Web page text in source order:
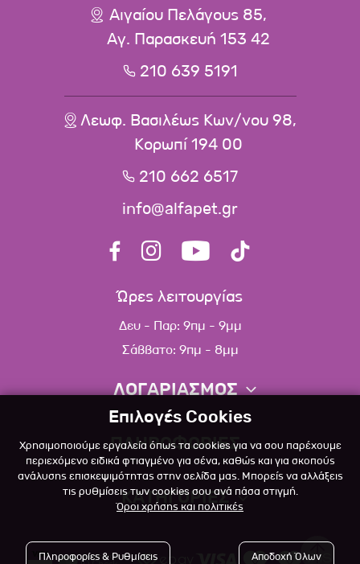
Αιγαίου Πελάγους 85,
Αγ. Παρασκευή 153 42
210 639 5191
Λεωφ. Βασιλέως Κων/νου 98,
Κορωπί 194 00
210 662 6517
info@alfapet.gr
Ώρες λειτουργίας
Δευ - Παρ: 9πμ - 9μμ
Σάββατο: 9πμ - 8μμ
ΛΟΓΑΡΙΑΣΜΟΣ
Πληροφορίες λογαριασμού
Λίστα αγαπημένων
Πολιτική επιστροφών
ΠΛΗΡΟΦΟΡΙΕΣ
Σχετικά
Επικοινωνία
Blog
ΚΑΤΗΓΟΡΙΕΣ
Επιλογές Cookies
Χρησιμοποιούμε εργαλεία όπως τα cookies για να σου παρέχουμε
περιεχόμενο ειδικά φτιαγμένο για σένα, καθώς και για σκοπούς
ανάλυσης επισκεψιμότητας στην σελίδα μας. Μπορείς να αλλάξεις
τις ρυθμίσεις των cookies σου ανά πάσα στιγμή.
Όροι χρήσης και πολιτικές
Πληροφορίες & Ρυθμίσεις Αποδοχή Όλων